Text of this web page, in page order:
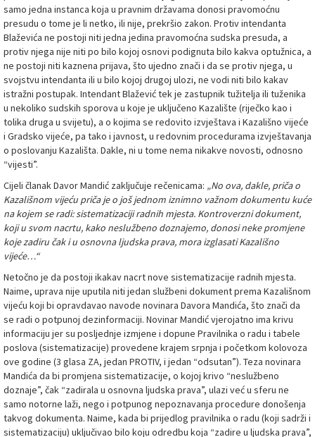
samo jedna instanca koja u pravnim državama donosi pravomoćnu
presudu o tome je li netko, ili nije, prekršio zakon. Protiv intendanta
Blaževića ne postoji niti jedna jedina pravomoćna sudska presuda, a
protiv njega nije niti po bilo kojoj osnovi podignuta bilo kakva optužnica, a
ne postoji niti kaznena prijava, što ujedno znači i da se protiv njega, u
svojstvu intendanta ili u bilo kojoj drugoj ulozi, ne vodi niti bilo kakav
istražni postupak. Intendant Blažević tek je zastupnik tužitelja ili tuženika
u nekoliko sudskih sporova u koje je uključeno Kazalište (riječko kao i
tolika druga u svijetu), a o kojima se redovito izvještava i Kazališno vijeće
i Gradsko vijeće, pa tako i javnost, u redovnim procedurama izvještavanja
o poslovanju Kazališta. Dakle, ni u tome nema nikakve novosti, odnosno
“vijesti”.
Cijeli članak Davor Mandić zaključuje rečenicama: „No ova, dakle, priča o
Kazališnom vijeću priča je o još jednom iznimno važnom dokumentu kuće
na kojem se radi: sistematizaciji radnih mjesta. Kontroverzni dokument,
koji u svom nacrtu, kako neslužbeno doznajemo, donosi neke promjene
koje zadiru čak i u osnovna ljudska prava, mora izglasati Kazališno
vijeće…“
Netočno je da postoji ikakav nacrt nove sistematizacije radnih mjesta.
Naime, uprava nije uputila niti jedan službeni dokument prema Kazališnom
vijeću koji bi opravdavao navode novinara Davora Mandića, što znači da
se radi o potpunoj dezinformaciji. Novinar Mandić vjerojatno ima krivu
informaciju jer su posljednje izmjene i dopune Pravilnika o radu i tabele
poslova (sistematizacije) provedene krajem srpnja i početkom kolovoza
ove godine (3 glasa ZA, jedan PROTIV, i jedan “odsutan”). Teza novinara
Mandića da bi promjena sistematizacije, o kojoj krivo “neslužbeno
doznaje”, čak “zadirala u osnovna ljudska prava”, ulazi već u sferu ne
samo notorne laži, nego i potpunog nepoznavanja procedure donošenja
takvog dokumenta. Naime, kada bi prijedlog pravilnika o radu (koji sadrži i
sistematizaciju) uključivao bilo koju odredbu koja “zadire u ljudska prava”,